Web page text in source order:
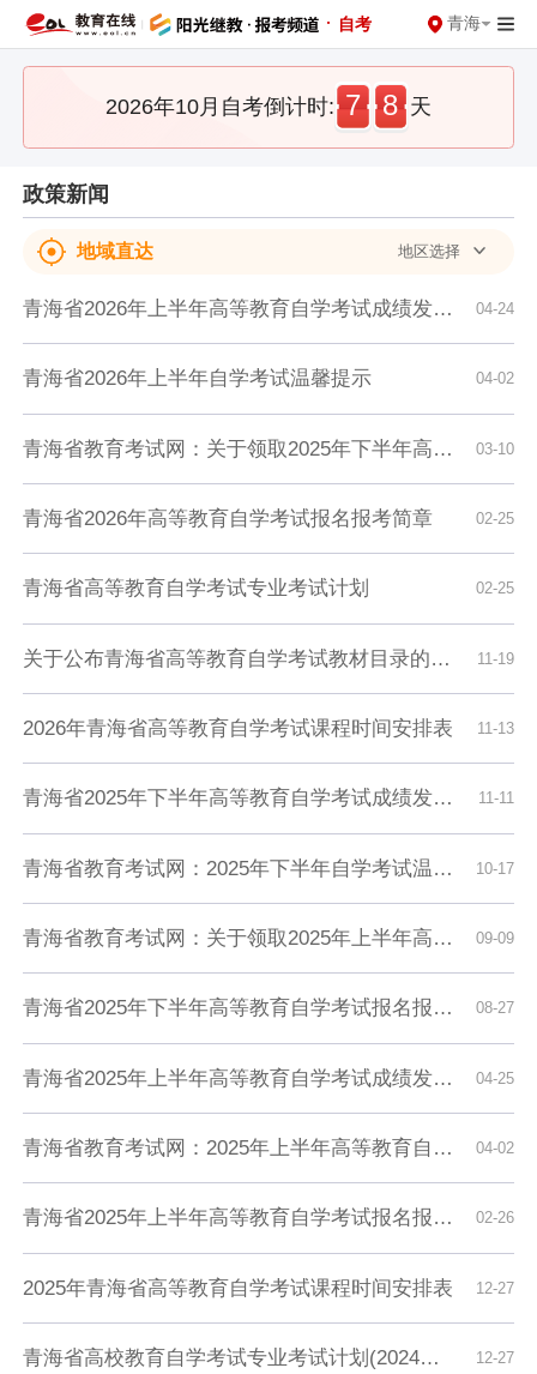
· 自考 青海
2026年10月自考倒计时: 7 8 天
政策新闻
地区选择
地域直达
04-24
青海省2026年上半年高等教育自学考试成绩发布及毕业申请的通告
04-02
青海省2026年上半年自学考试温馨提示
03-10
青海省教育考试网：关于领取2025年下半年高等教育自学考试毕业证书和毕业生登记表的通告
02-25
青海省2026年高等教育自学考试报名报考简章
02-25
青海省高等教育自学考试专业考试计划
11-19
关于公布青海省高等教育自学考试教材目录的通知
11-13
2026年青海省高等教育自学考试课程时间安排表
11-11
青海省2025年下半年高等教育自学考试成绩发布及毕业申请的通告
10-17
青海省教育考试网：2025年下半年自学考试温馨提示
09-09
青海省教育考试网：关于领取2025年上半年高等教育自学考试毕业证书和毕业生登记表的通告
08-27
青海省2025年下半年高等教育自学考试报名报考简章
04-25
青海省2025年上半年高等教育自学考试成绩发布及毕业申请的通告
04-02
青海省教育考试网：2025年上半年高等教育自学考试打印准考证及考前温馨提示
02-26
青海省2025年上半年高等教育自学考试报名报考简章
12-27
2025年青海省高等教育自学考试课程时间安排表
12-27
青海省高校教育自学考试专业考试计划(2024年12月更新)